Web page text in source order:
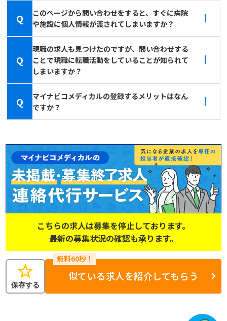
Q
このページから問い合わせをすると、すぐに病院
や施設に個人情報が渡されてしまいますか？
Q
現職の求人も見つけたのですが、問い合わせする
ことで現職に転職活動をしていることが知られて
しまいますか？
Q
マイナビコメディカルの登録するメリットはなん
ですか？
こちらの求人は募集を停止しております。
最新の募集状況の確認も承ります。
star
保存する
似ている求人を紹介してもらう